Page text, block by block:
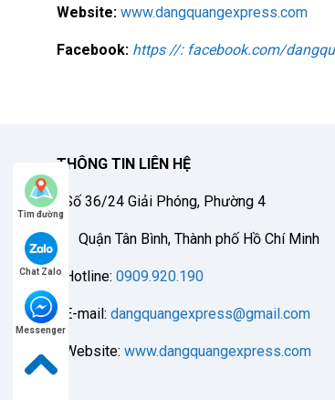
Website: www.dangquangexpress.com
Facebook: https //: facebook.com/
THÔNG TIN LIÊN HỆ
Số 36/24 Giải Phóng, Phường 4
Quận Tân Bình, Thành phố Hồ Chí Minh
Hotline: 0909.920.190
E-mail: dangquangexpress@gmail.com
Website: www.dangquangexpress.com
Tìm đường
Chat Zalo
Messenger